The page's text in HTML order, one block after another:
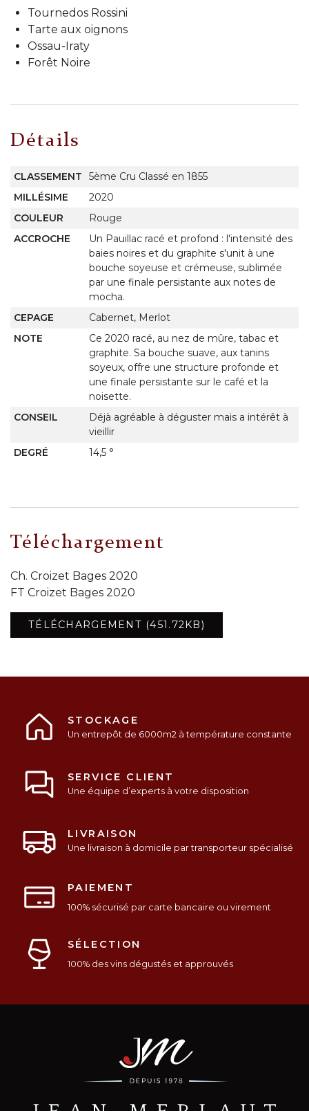
Tournedos Rossini
Tarte aux oignons
Ossau-Iraty
Forêt Noire
Détails
CLASSEMENT
5ème Cru Classé en 1855
MILLÉSIME
2020
COULEUR
Rouge
ACCROCHE
Un Pauillac racé et profond : l'intensité des
baies noires et du graphite s'unit à une
bouche soyeuse et crémeuse, sublimée
par une finale persistante aux notes de
mocha.
CEPAGE
Cabernet, Merlot
NOTE
Ce 2020 racé, au nez de mûre, tabac et
graphite. Sa bouche suave, aux tanins
soyeux, offre une structure profonde et
une finale persistante sur le café et la
noisette.
CONSEIL
Déjà agréable à déguster mais a intérêt à
vieillir
DEGRÉ
14,5 °
Téléchargement
Ch. Croizet Bages 2020
FT Croizet Bages 2020
TÉLÉCHARGEMENT (451.72KB)
STOCKAGE
Un entrepôt de 6000m2 à température constante
SERVICE CLIENT
Une équipe d’experts à votre disposition
LIVRAISON
Une livraison à domicile par transporteur spécialisé
PAIEMENT
100% sécurisé par carte bancaire ou virement
SÉLECTION
100% des vins dégustés et approuvés